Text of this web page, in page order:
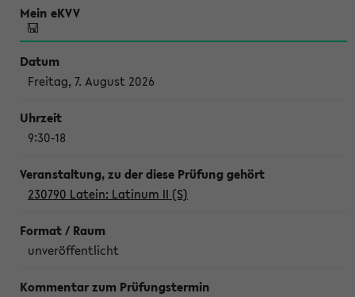
Freitag, 7. August 2026
9:30-18
230790 Latein: Latinum II (S)
unveröffentlicht